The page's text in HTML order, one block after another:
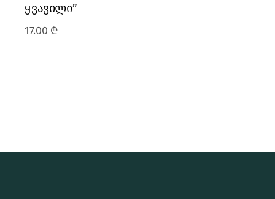
ყვავილი”
17.00 ₾